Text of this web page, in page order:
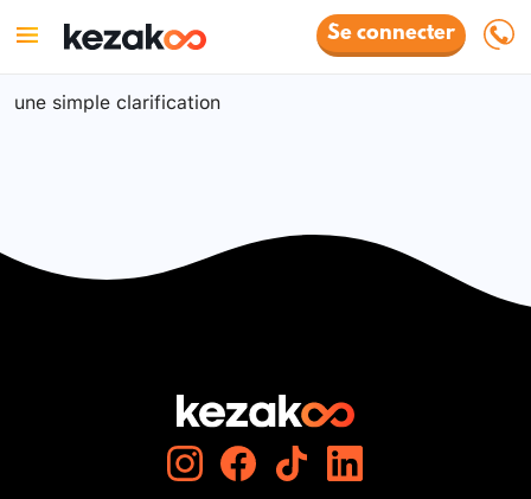
Se connecter
une simple clarification